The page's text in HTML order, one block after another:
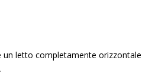
un letto completamente orizzontale